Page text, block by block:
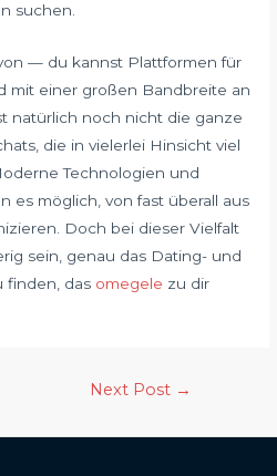
suchen.
— du kannst Plattformen für
mit einer großen Bandbreite an
natürlich noch nicht die ganze
die in vielerlei Hinsicht viel
Technologien und
es möglich, von fast überall aus
Doch bei dieser Vielfalt
sein, genau das Dating- und
finden, das omegele zu dir
Next Post →